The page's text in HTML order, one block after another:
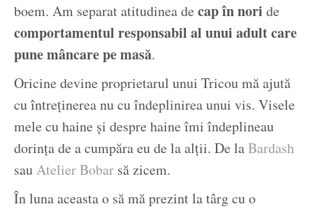
boem. Am separat atitudinea de cap în nori de
comportamentul responsabil al unui adult care
pune mâncare pe masă.
Oricine devine proprietarul unui Tricou mă ajută
cu întreținerea nu cu îndeplinirea unui vis. Visele
mele cu haine și despre haine îmi îndeplineau
dorința de a cumpăra eu de la alții. De laBardash
sauAtelier Bobar să zicem.
În luna aceasta o să mă prezint la târg cu o